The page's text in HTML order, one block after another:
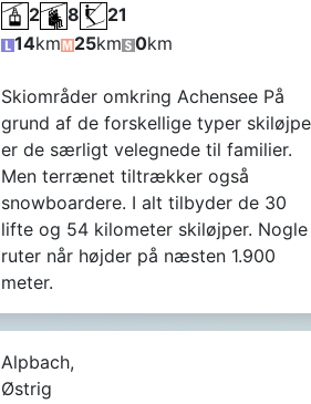
2 8
21
14km 25km 0km
Skiområder omkring Achensee På
grund af de forskellige typer
er de særligt velegnede til familier.
Men terrænet tiltrækker også
snowboardere. I alt tilbyder de 30
lifte og 54 kilometer skiløjper. Nogle
ruter når højder på næsten 1.900
meter.
Alpbach,
Østrig